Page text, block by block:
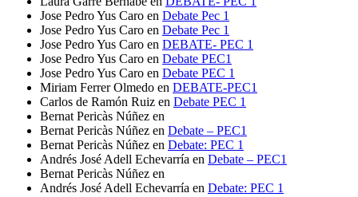
Jose Pedro Yus Caro en Debate Pec 1
Jose Pedro Yus Caro en Debate Pec 1
Jose Pedro Yus Caro en DEBATE- PEC 1
Jose Pedro Yus Caro en Debate PEC1
Jose Pedro Yus Caro en Debate PEC 1
Miriam Ferrer Olmedo en DEBATE-PEC1
Carlos de Ramón Ruiz en Debate PEC 1
Bernat Pericàs Núñez en
Bernat Pericàs Núñez en Debate – PEC1
Bernat Pericàs Núñez en Debate: PEC 1
Andrés José Adell Echevarría en Debate – PEC1
Bernat Pericàs Núñez en
Andrés José Adell Echevarría en Debate: PEC 1